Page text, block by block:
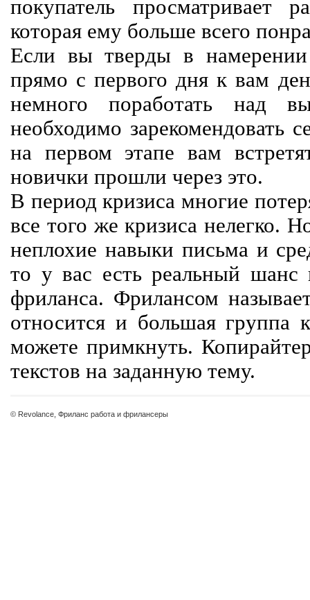
покупатель просматривает
которая ему больше всего
Если вы тверды в
прямо с первого дня к вам
немного поработать над
необходимо зарекомендовать
на первом этапе вам
новички прошли через это.
В период кризиса многие
все того же кризиса нелегко.
неплохие навыки письма и
то у вас есть реальный шанс
фриланса. Фрилансом
относится и большая группа
можете примкнуть.
текстов на заданную тему.
© Revolance, Фриланс работа и фрилансеры